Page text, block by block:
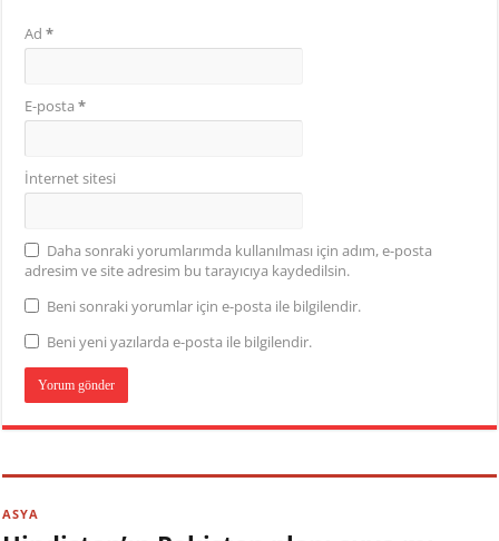
Ad*
E-posta*
İnternet sitesi
Daha sonraki yorumlarımda kullanılması için adım, e-posta
adresim ve site adresim bu tarayıcıya kaydedilsin.
Beni sonraki yorumlar için e-posta ile bilgilendir.
Beni yeni yazılarda e-posta ile bilgilendir.
ASYA